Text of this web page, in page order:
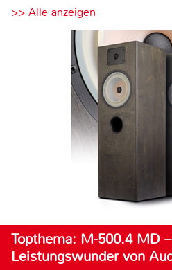
>> Alle anzeigen
Topthema: M-500.4 MD
Leistungswunder von